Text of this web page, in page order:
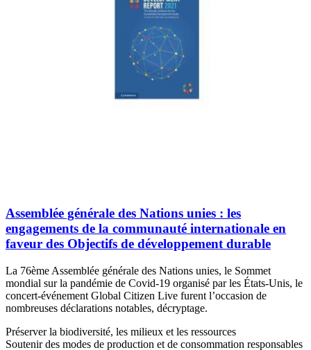
Assemblée générale des Nations unies : les
engagements de la communauté internationale en
faveur des Objectifs de développement durable
La 76ème Assemblée générale des Nations unies, le Sommet
mondial sur la pandémie de Covid-19 organisé par les États-Unis, le
concert-événement Global Citizen Live furent l’occasion de
nombreuses déclarations notables, décryptage.
Préserver la biodiversité, les milieux et les ressources
Soutenir des modes de production et de consommation responsables